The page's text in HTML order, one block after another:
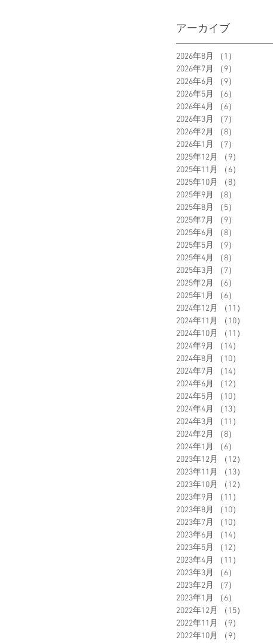
アーカイブ
2026年8月 （1）
2026年7月
（9）
2026年6月
（9）
2026年5月
（6）
2026年4月
（6）
2026年3月
（7）
2026年2月
（8）
2026年1月
（7）
2025年12月
（9）
2025年11月
（6）
2025年10月
（8）
2025年9月
（8）
2025年8月
（5）
2025年7月
（9）
2025年6月
（8）
2025年5月
（9）
2025年4月
（8）
2025年3月
（7）
2025年2月
（6）
2025年1月
（6）
2024年12月
（11）
2024年11月
（10）
2024年10月
（11）
2024年9月
（14）
2024年8月
（10）
2024年7月
（14）
2024年6月
（12）
2024年5月
（10）
2024年4月
（13）
2024年3月
（11）
2024年2月
（8）
2024年1月
（6）
2023年12月
（12）
2023年11月
（13）
2023年10月
（12）
2023年9月
（11）
2023年8月
（10）
2023年7月
（10）
2023年6月
（14）
2023年5月
（12）
2023年4月
（11）
2023年3月
（6）
2023年2月
（7）
2023年1月
（6）
2022年12月
（15）
2022年11月
（9）
2022年10月
（9）